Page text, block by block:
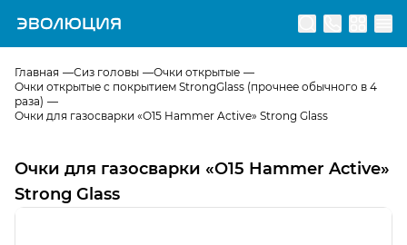
Перейти на главную страницу
Главная Сиз головы
Очки открытые
Очки открытые с покрытием StrongGlass (прочнее обычного в 4
раза)
Очки для газосварки «О15 Hammer Active» Strong Glass
Очки для газосварки «О15 Hammer Active»
Strong Glass